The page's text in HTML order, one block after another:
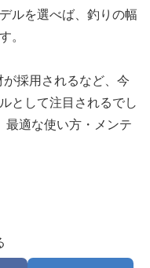
ルを選べば、釣りの幅
。
採用されるなど、今
として注目されるでし
最適な使い方・メンテ